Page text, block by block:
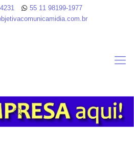
55 11 98199-1977